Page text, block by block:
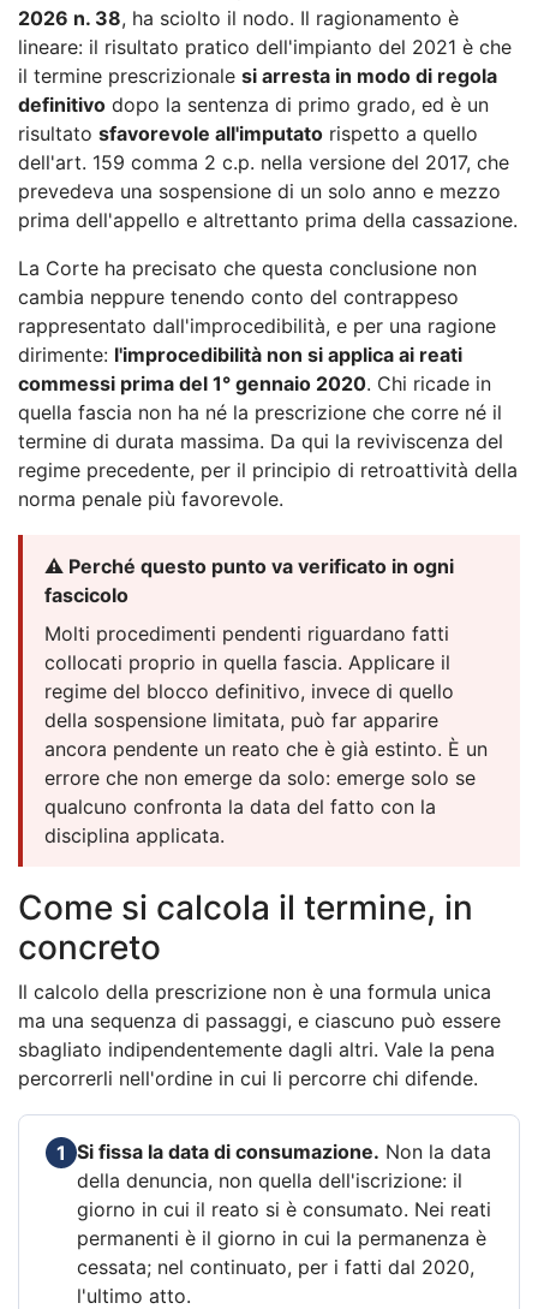
2026 n. 38, ha sciolto il nodo. Il ragionamento è
lineare: il risultato pratico dell'impianto del 2021 è che
il termine prescrizionale si arresta in modo di regola
definitivo dopo la sentenza di primo grado, ed è un
risultato sfavorevole all'imputato rispetto a quello
dell'art. 159 comma 2 c.p. nella versione del 2017, che
prevedeva una sospensione di un solo anno e mezzo
prima dell'appello e altrettanto prima della cassazione.
La Corte ha precisato che questa conclusione non
cambia neppure tenendo conto del contrappeso
rappresentato dall'improcedibilità, e per una ragione
dirimente: l'improcedibilità non si applica ai reati
commessi prima del 1° gennaio 2020. Chi ricade in
quella fascia non ha né la prescrizione che corre né il
termine di durata massima. Da qui la reviviscenza del
regime precedente, per il principio di retroattività della
norma penale più favorevole.
⚠️ Perché questo punto va verificato in ogni
fascicolo
Molti procedimenti pendenti riguardano fatti
collocati proprio in quella fascia. Applicare il
regime del blocco definitivo, invece di quello
della sospensione limitata, può far apparire
ancora pendente un reato che è già estinto. È un
errore che non emerge da solo: emerge solo se
qualcuno confronta la data del fatto con la
disciplina applicata.
Come si calcola il termine, in
concreto
Il calcolo della prescrizione non è una formula unica
ma una sequenza di passaggi, e ciascuno può essere
sbagliato indipendentemente dagli altri. Vale la pena
percorrerli nell'ordine in cui li percorre chi difende.
1 Si fissa la data di consumazione. Non la data
della denuncia, non quella dell'iscrizione: il
giorno in cui il reato si è consumato. Nei reati
permanenti è il giorno in cui la permanenza è
cessata; nel continuato, per i fatti dal 2020,
l'ultimo atto.